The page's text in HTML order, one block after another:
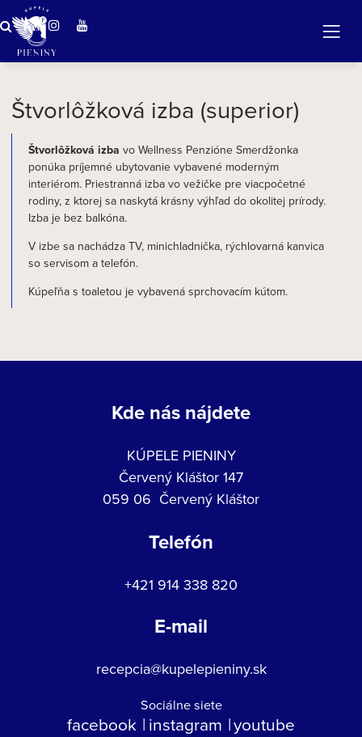
Štvorlôžková izba (superior)
Štvorlôžková izba vo Wellness Penzióne Smerdžonka
ponúka príjemné ubytovanie vybavené moderným
interiérom. Priestranná izba vo vežičke pre viacpočetné
rodiny, z ktorej sa naskytá krásny výhľad do okolitej prírody.
Izba je bez balkóna.
V izbe sa nachádza TV, minichladnička, rýchlovarná kanvica
so servisom a telefón.
Kúpeľňa s toaletou je vybavená sprchovacím kútom.
Kde nás nájdete
KÚPELE PIENINY
Červený Kláštor 147
059 06 Červený Kláštor
Telefón
+421 914 338 820
E-mail
recepcia@kupelepieniny.sk
Sociálne siete
facebook instagram youtube